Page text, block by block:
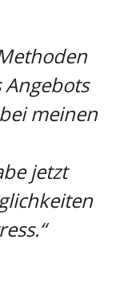
meinen
jetzt